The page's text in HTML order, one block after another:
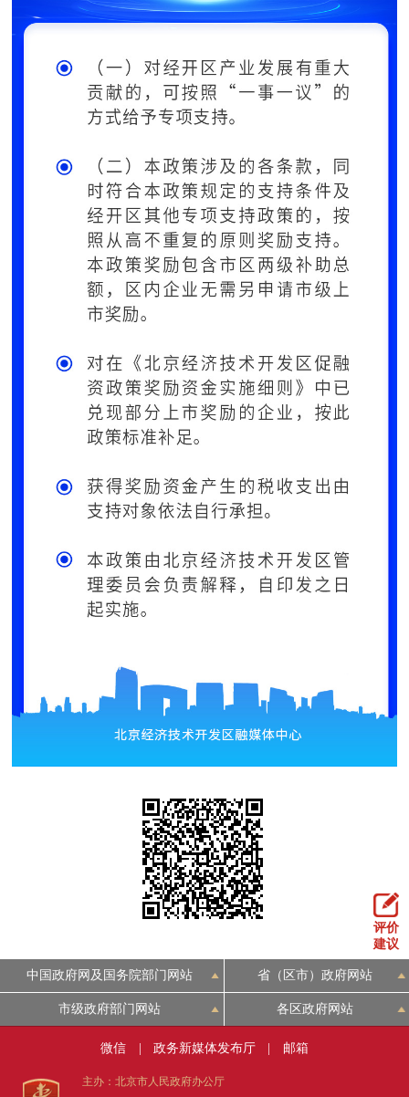
评价
建议
中国政府网及国务院部门网站 省（区市）政府网站
市级政府部门网站 各区政府网站
微信 政务新媒体发布厅 邮箱
主办：北京市人民政府办公厅